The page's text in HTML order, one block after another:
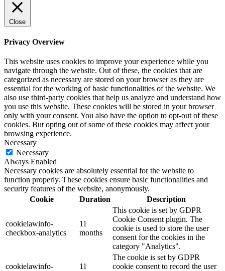
Close
Privacy Overview
This website uses cookies to improve your experience while you
navigate through the website. Out of these, the cookies that are
categorized as necessary are stored on your browser as they are
essential for the working of basic functionalities of the website. We
also use third-party cookies that help us analyze and understand how
you use this website. These cookies will be stored in your browser
only with your consent. You also have the option to opt-out of these
cookies. But opting out of some of these cookies may affect your
browsing experience.
Necessary
Necessary
Always Enabled
Necessary cookies are absolutely essential for the website to
function properly. These cookies ensure basic functionalities and
security features of the website, anonymously.
Cookie
Duration Description
cookielawinfo-
checkbox-analytics
11
months
This cookie is set by GDPR
Cookie Consent plugin. The
cookie is used to store the user
consent for the cookies in the
category "Analytics".
cookielawinfo-
11
The cookie is set by GDPR
cookie consent to record the user